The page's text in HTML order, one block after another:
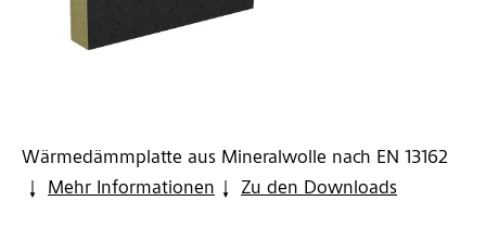
Wärmedämmplatte aus Mineralwolle nach EN 13162
Mehr Informationen
Zu den Downloads